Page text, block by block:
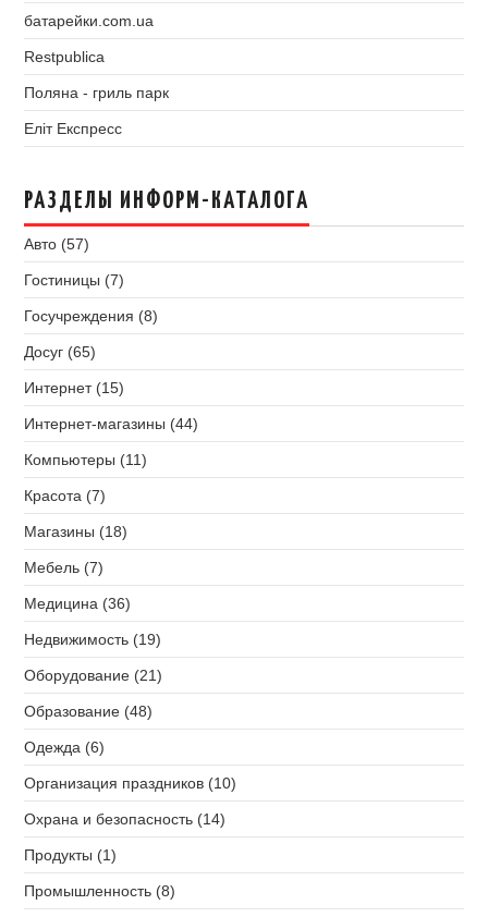
батарейки.com.ua
Restpublica
Поляна - гриль парк
Еліт Експресс
РАЗДЕЛЫ ИНФОРМ-КАТАЛОГА
Авто (57)
Гостиницы (7)
Госучреждения (8)
Досуг (65)
Интернет (15)
Интернет-магазины (44)
Компьютеры (11)
Красота (7)
Магазины (18)
Мебель (7)
Медицина (36)
Недвижимость (19)
Оборудование (21)
Образование (48)
Одежда (6)
Организация праздников (10)
Охрана и безопасность (14)
Продукты (1)
Промышленность (8)